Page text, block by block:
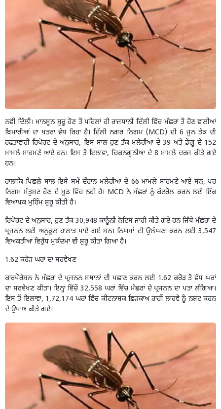
ਨਵੀਂ ਦਿੱਲੀ। ਮਾਨਸੂਨ ਸ਼ੁਰੂ ਹੋਣ ਤੋਂ ਪਹਿਲਾਂ ਹੀ ਰਾਜਧਾਨੀ ਦਿੱਲੀ ਵਿੱਚ ਮੱਛਰਾਂ ਤੋਂ ਹੋਣ ਵਾਲੀਆਂ
ਬਿਮਾਰੀਆਂ ਦਾ ਖ਼ਤਰਾ ਵੱਧ ਰਿਹਾ ਹੈ। ਦਿੱਲੀ ਨਗਰ ਨਿਗਮ (MCD) ਦੀ 6 ਜੂਨ ਤੱਕ ਦੀ
ਹਫ਼ਤਾਵਾਰੀ ਰਿਪੋਰਟ ਦੇ ਅਨੁਸਾਰ, ਇਸ ਸਾਲ ਹੁਣ ਤੱਕ ਮਲੇਰੀਆ ਦੇ 39 ਅਤੇ ਡੇਂਗੂ ਦੇ 152
ਮਾਮਲੇ ਸਾਹਮਣੇ ਆਏ ਹਨ। ਇਸ ਤੋਂ ਇਲਾਵਾ, ਚਿਕਨਗੁਨੀਆ ਦੇ 8 ਮਾਮਲੇ ਦਰਜ ਕੀਤੇ ਗਏ
ਹਨ।
ਹਾਲਾਂਕਿ ਪਿਛਲੇ ਸਾਲ ਇਸੇ ਸਮੇਂ ਦੌਰਾਨ ਮਲੇਰੀਆ ਦੇ 66 ਮਾਮਲੇ ਸਾਹਮਣੇ ਆਏ ਸਨ, ਪਰ
ਨਿਗਮ ਸੰਤੁਸ਼ਟ ਹੋਣ ਦੇ ਮੂਡ ਵਿੱਚ ਨਹੀਂ ਹੈ। MCD ਨੇ ਮੱਛਰਾਂ ਨੂੰ ਕੰਟਰੋਲ ਕਰਨ ਲਈ ਇੱਕ
ਵਿਆਪਕ ਮੁਹਿੰਮ ਸ਼ੁਰੂ ਕੀਤੀ ਹੈ।
ਰਿਪੋਰਟ ਦੇ ਅਨੁਸਾਰ, ਹੁਣ ਤੱਕ 30,948 ਕਾਨੂੰਨੀ ਨੋਟਿਸ ਜਾਰੀ ਕੀਤੇ ਗਏ ਹਨ ਜਿੱਥੇ ਮੱਛਰਾਂ ਦੇ
ਪ੍ਰਜਨਨ ਲਈ ਅਨੁਕੂਲ ਹਾਲਾਤ ਪਾਏ ਗਏ ਸਨ। ਨਿਯਮਾਂ ਦੀ ਉਲੰਘਣਾ ਕਰਨ ਲਈ 3,547
ਵਿਅਕਤੀਆਂ ਵਿਰੁੱਧ ਮੁਕੱਦਮਾ ਵੀ ਸ਼ੁਰੂ ਕੀਤਾ ਗਿਆ ਹੈ।
1.62 ਕਰੋੜ ਘਰਾਂ ਦਾ ਸਰਵੇਖਣ
ਕਾਰਪੋਰੇਸ਼ਨ ਨੇ ਮੱਛਰਾਂ ਦੇ ਪ੍ਰਜਨਨ ਸਥਾਨਾਂ ਦੀ ਪਛਾਣ ਕਰਨ ਲਈ 1.62 ਕਰੋੜ ਤੋਂ ਵੱਧ ਘਰਾਂ
ਦਾ ਸਰਵੇਖਣ ਕੀਤਾ। ਇਨ੍ਹਾਂ ਵਿੱਚੋਂ 32,558 ਘਰਾਂ ਵਿੱਚ ਮੱਛਰਾਂ ਦੇ ਪ੍ਰਜਨਨ ਦਾ ਪਤਾ ਲੱਗਿਆ।
ਇਸ ਤੋਂ ਇਲਾਵਾ, 1,72,174 ਘਰਾਂ ਵਿੱਚ ਕੀਟਨਾਸ਼ਕ ਛਿੜਕਾਅ ਰਾਹੀਂ ਲਾਰਵੇ ਨੂੰ ਨਸ਼ਟ ਕਰਨ
ਦੇ ਉਪਾਅ ਕੀਤੇ ਗਏ।